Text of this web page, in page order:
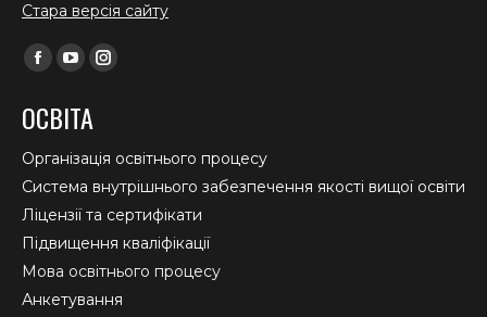
Стара версія сайту
Find us on:
Facebook
opens
in
new
window
YouTube
opens
in
new
window
Instagram
in
new
window
ОСВІТА
Організація освітнього процесу
Система внутрішнього забезпечення якості вищої освіти
Ліцензії та сертифікати
Підвищення кваліфікації
Мова освітнього процесу
Анкетування